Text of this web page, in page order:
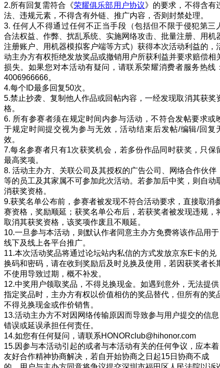
2.所有回复需符合《荣耀俱乐部用户协议》的要求，不得含有
法、违规元素，不得含有外链、推广内容，否则封禁处理。
3. 任何人不得通过任何不正当手段（包括但不限于侵犯第三
合法权益、作弊、扰乱系统、实施网络攻击、批量注册、用机
注册账户、用机器模拟客户端等方式）获得本次活动利益的，
动主办方有权拒绝发放奖品或撤销用户所获利益并要求赔偿相
损失。如果您对本活动有疑问，请联系荣耀消费者服务热线
4006966666。
4.每个ID最多回复50次。
5.禁止抄袭、复制他人作品或回帖内容，一经发现取消其获奖
格。
6. 所有参赛者须在规定时间内参与活动，不符合发帖要求或
于规定时间提交视为参与无效，活动结束后发帖/编辑/回复
效。
7.每名参赛者只有1次获奖机会，若多份作品同时获奖，只保
最高奖项。
8. 活动主办方、关联公司及其授权的广告公司、网络合作伙伴
等的员工及其家属不可参加此次活动。若参加后中奖，则自动
消获奖资格。
9.获奖名单公布前，参赛者被发现不符合活动要求，直接取消
赛资格，奖励顺延；获奖名单公布后，若获奖者被发现违规，
取消其获奖资格，该奖项作废且不顺延。
10.一旦参与本活动，则默认作者同意主办方免费将该作品用于
线下及线上各平台推广。
11.本次活动奖品将通过论坛站内私信的方式发放京东E卡的兑
换码和密码，请在收到奖励后及时兑换及使用，若因获奖者长
不使用导致过期，概不补发。
12.中奖用户领取奖品，不得兑换现金。如遇到意外，无法提供
指定奖品时，主办方有权以价值相仿的奖品替代，但所有的奖
不得兑换现金或作价销售。
13.活动主办方不对因网络传输原因而导致参与用户提交的信息
错误或延误承担任何责任。
14.如您有任何疑问，请联系HONORclub@hihonor.com
15.因参与本活动引起的或者与本活动有关的任何争议，应本着
友好合作精神协商解决，若自开始协商之日起15日协商不成